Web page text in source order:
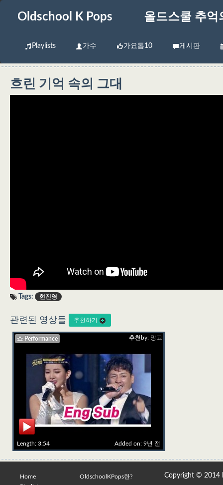
Oldschool K Pops 올드스쿨 추억
Playlists 가수 가요톱10 게시판
흐린 기억 속의 그대
Tags: 현진영
관련된 영상들 추천하기
쇼 Performance 추천by: 망고
Length: 3:54 Added on: 9년 전
Home
OldschoolKPops란? Copyright © 2014